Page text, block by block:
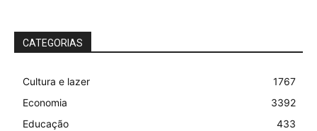
CATEGORIAS
Cultura e lazer
1767
Economia
3392
Educação
433